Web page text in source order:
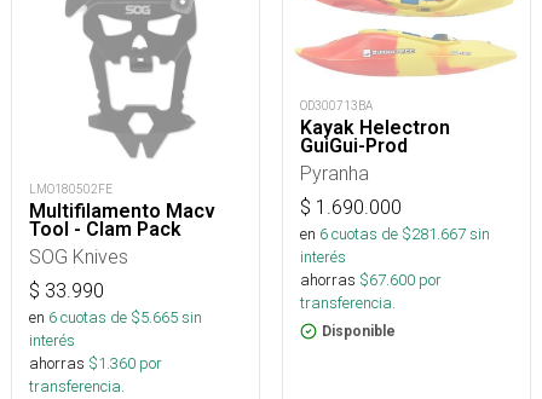
LMO180502FE
Multifilamento Macv
Tool - Clam Pack
SOG Knives
$ 33.990
en 6cuotas de $5.665sin
interés
ahorras $1.360 por
transferencia.
OD300713BA
Kayak Helectron
GuiGui-Prod
Pyranha
$ 1.690.000
en 6cuotas de $281.667sin
interés
ahorras $67.600 por
transferencia.
Disponible